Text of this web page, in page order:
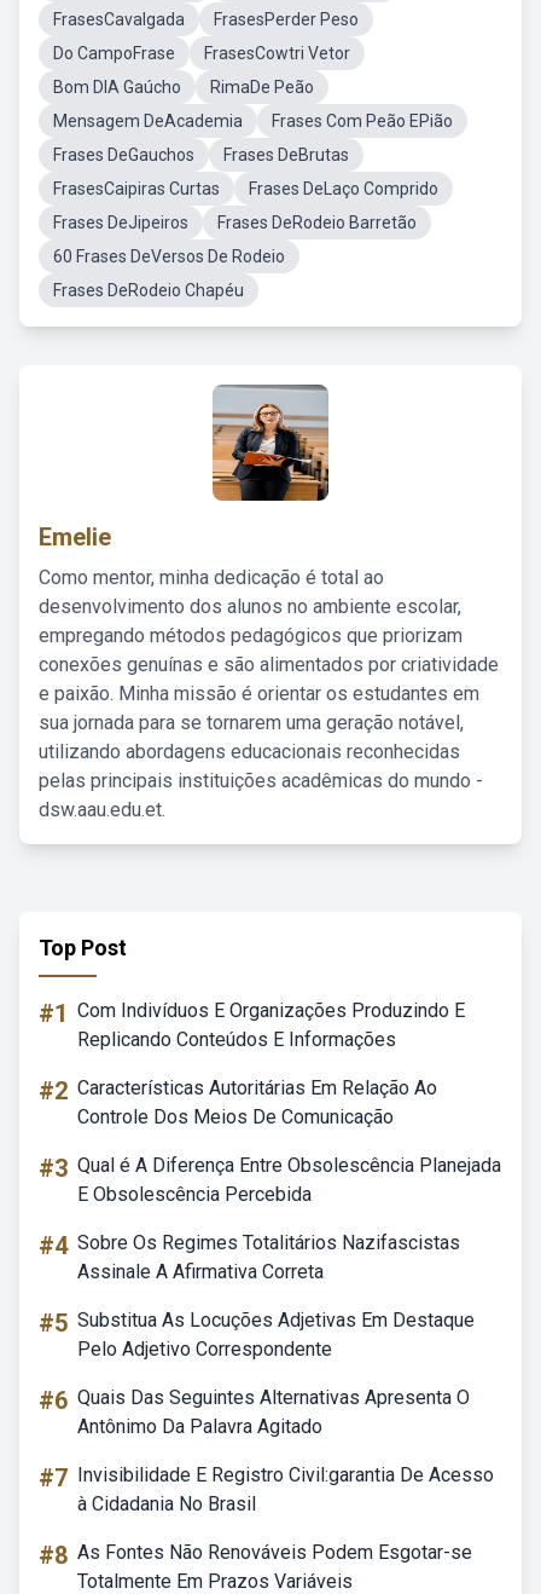
FrasesCavalgada
FrasesPerder Peso
Do CampoFrase
FrasesCowtri Vetor
Bom DIA Gaúcho
RimaDe Peão
Mensagem DeAcademia
Frases Com Peão EPião
Frases DeGauchos
Frases DeBrutas
FrasesCaipiras Curtas
Frases DeLaço Comprido
Frases DeJipeiros
Frases DeRodeio Barretão
60 Frases DeVersos De Rodeio
Frases DeRodeio Chapéu
Emelie
Como mentor, minha dedicação é total ao
desenvolvimento dos alunos no ambiente escolar,
empregando métodos pedagógicos que priorizam
conexões genuínas e são alimentados por criatividade
e paixão. Minha missão é orientar os estudantes em
sua jornada para se tornarem uma geração notável,
utilizando abordagens educacionais reconhecidas
pelas principais instituições acadêmicas do mundo -
dsw.aau.edu.et.
Top Post
#1 Com Indivíduos E Organizações Produzindo E
Replicando Conteúdos E Informações
#2 Características Autoritárias Em Relação Ao
Controle Dos Meios De Comunicação
#3 Qual é A Diferença Entre Obsolescência Planejada
E Obsolescência Percebida
#4 Sobre Os Regimes Totalitários Nazifascistas
Assinale A Afirmativa Correta
#5 Substitua As Locuções Adjetivas Em Destaque
Pelo Adjetivo Correspondente
#6 Quais Das Seguintes Alternativas Apresenta O
Antônimo Da Palavra Agitado
#7 Invisibilidade E Registro Civil:garantia De Acesso
à Cidadania No Brasil
#8 As Fontes Não Renováveis Podem Esgotar-se
Totalmente Em Prazos Variáveis